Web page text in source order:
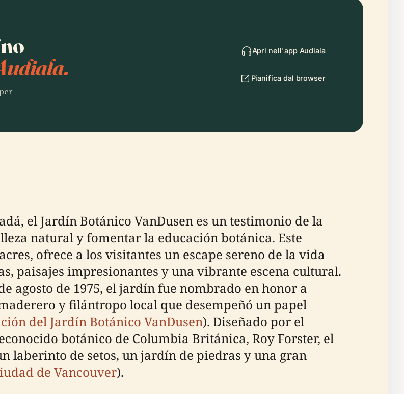
Apri nell'app Audiala
Pianifica dal browser
el Jardín Botánico VanDusen es un testimonio de la
natural y fomentar la educación botánica. Este
ofrece a los visitantes un escape sereno de la vida
paisajes impresionantes y una vibrante escena cultural.
agosto de 1975, el jardín fue nombrado en honor a
y filántropo local que desempeñó un papel
del Jardín Botánico VanDusen). Diseñado por el
botánico de Columbia Británica, Roy Forster, el
laberinto de setos, un jardín de piedras y una gran
de Vancouver).